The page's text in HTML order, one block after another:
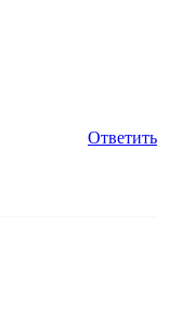
Ответить